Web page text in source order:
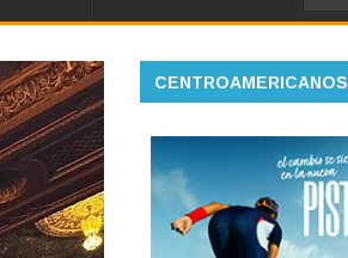
CENTROAMERICANOS